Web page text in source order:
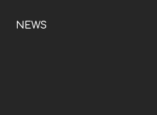
NEWS